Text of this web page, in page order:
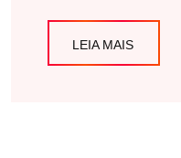
LEIA MAIS